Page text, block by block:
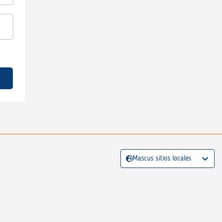
Mascus sitios locales